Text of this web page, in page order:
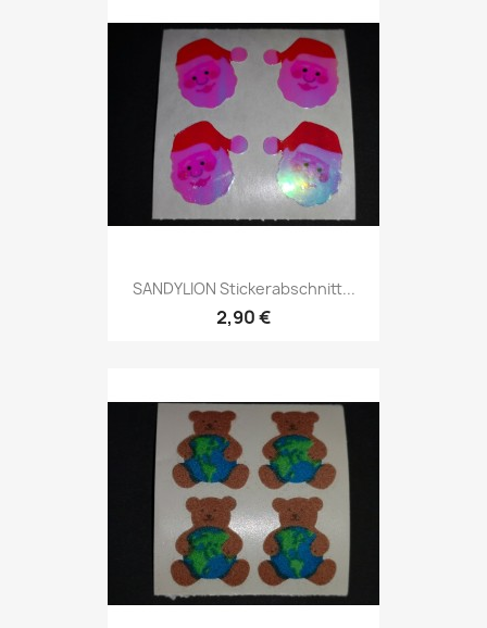
SANDYLION Stickerabschnitt...
2,90 €